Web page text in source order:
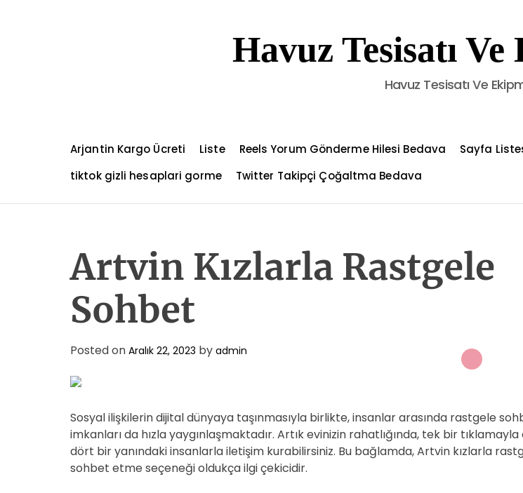
t
Havuz Tesisatı
Havuz Tesisatı Ve
Arjantin Kargo Ücreti Liste Reels Yorum Gönderme Hilesi Bedava Sayfa
tiktok gizli hesaplari gorme
Twitter Takipçi Çoğaltma Bedava
Artvin Kızlarla Rastgele
Sohbet
Posted on Aralık 22, 2023 by admin
Sosyal ilişkilerin dijital dünyaya taşınmasıyla birlikte, insanlar arasında rastgele
imkanları da hızla yaygınlaşmaktadır. Artık evinizin rahatlığında, tek bir tıklamayla
dört bir yanındaki insanlarla iletişim kurabilirsiniz. Bu bağlamda, Artvin kızlarla
sohbet etme seçeneği oldukça ilgi çekicidir.